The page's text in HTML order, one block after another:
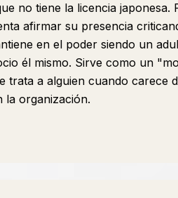
no tiene la licencia
afirmar su presencia
en el poder siendo un
él mismo. Sirve como un
trata a alguien cuando carece
la organización.